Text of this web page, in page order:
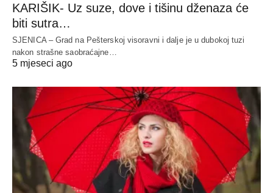
KARIŠIK- Uz suze, dove i tišinu dženaza će
biti sutra…
SJENICA – Grad na Pešterskoj visoravni i dalje je u dubokoj tuzi
nakon strašne saobraćajne…
5 mjeseci ago